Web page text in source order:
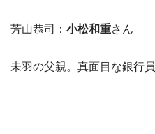
芳山恭司： 小松和重さん
未羽の父親。真面目な銀行員